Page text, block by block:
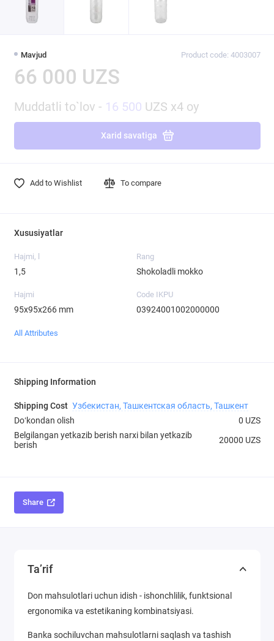
Mavjud Product code: 4003007
66 000 UZS
Muddatli to`lov - 16 500 UZS x4 oy
Xarid savatiga
Add to Wishlist To compare
Xususiyatlar
Hajmi, l
1,5
Rang
Shokoladli mokko
Hajmi
95х95х266 mm
Code IKPU
03924001002000000
All Attributes
Shipping Information
Shipping Cost Узбекистан, Ташкентская область, Ташкент
Doʻkondan olish
0 UZS
Belgilangan yetkazib berish narxi bilan yetkazib
berish
20000 UZS
Share
Ta’rif
Don mahsulotlari uchun idish - ishonchlilik, funktsional
ergonomika va estetikaning kombinatsiyasi.
Banka sochiluvchan mahsulotlarni saqlash va tashish